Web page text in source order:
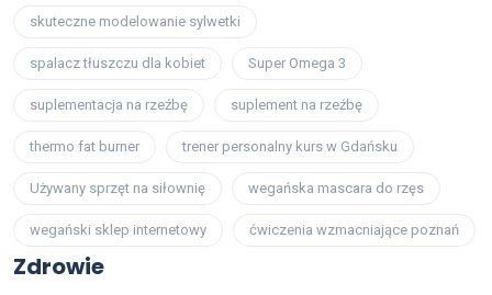
skuteczne modelowanie sylwetki
spalacz tłuszczu dla kobiet Super Omega 3
suplementacja na rzeźbę suplement na rzeźbę
thermo fat burner trener personalny kurs w Gdańsku
Używany sprzęt na siłownię wegańska mascara do rzęs
wegański sklep internetowy ćwiczenia wzmacniające poznań
Zdrowie